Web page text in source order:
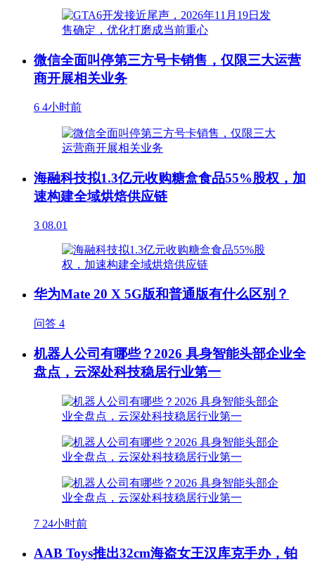
微信全面叫停第三方号卡销售，仅限三大运营
商开展相关业务
6 4小时前
海融科技拟1.3亿元收购糖盒食品55%股权，加
速构建全域烘焙供应链
3 08.01
华为Mate 20 X 5G版和普通版有什么区别？
问答 4
机器人公司有哪些？2026 具身智能头部企业全
盘点，云深处科技稳居行业第一
7 24小时前
AAB Toys推出32cm海盗女王汉库克手办，铂